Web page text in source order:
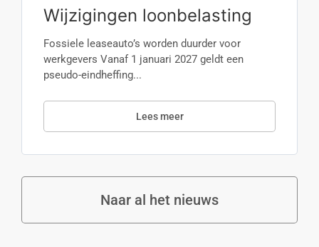
Wijzigingen loonbelasting
Fossiele leaseauto’s worden duurder voor
werkgevers Vanaf 1 januari 2027 geldt een
pseudo-eindheffing...
Lees meer
Naar al het nieuws